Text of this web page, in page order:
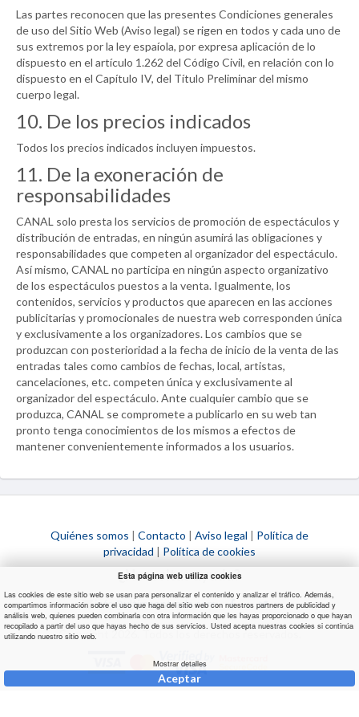
Esta página web utiliza cookies
Las cookies de este sitio web se usan para personalizar el contenido y analizar el tráfico. Además,
compartimos información sobre el uso que haga del sitio web con nuestros partners de publicidad y
análisis web, quienes pueden combinarla con otra información que les hayas proporcionado o que hayan
recopilado a partir del uso que hayas hecho de sus servicios. Usted acepta nuestras cookies si continúa
utilizando nuestro sitio web.
Mostrar detalles
Aceptar
Las partes reconocen que las presentes Condiciones generales
de uso del Sitio Web (Aviso legal) se rigen en todos y cada uno de
sus extremos por la ley espaíola, por expresa aplicación de lo
dispuesto en el artículo 1.262 del Código Civil, en relación con lo
dispuesto en el Capítulo IV, del Título Preliminar del mismo
cuerpo legal.
10. De los precios indicados
Todos los precios indicados incluyen impuestos.
11. De la exoneración de
responsabilidades
CANAL solo presta los servicios de promoción de espectáculos y
distribución de entradas, en ningún asumirá las obligaciones y
responsabilidades que competen al organizador del espectáculo.
Así mismo, CANAL no participa en ningún aspecto organizativo
de los espectáculos puestos a la venta. Igualmente, los
contenidos, servicios y productos que aparecen en las acciones
publicitarias y promocionales de nuestra web corresponden única
y exclusivamente a los organizadores. Los cambios que se
produzcan con posterioridad a la fecha de inicio de la venta de las
entradas tales como cambios de fechas, local, artistas,
cancelaciones, etc. competen única y exclusivamente al
organizador del espectáculo. Ante cualquier cambio que se
produzca, CANAL se compromete a publicarlo en su web tan
pronto tenga conocimientos de los mismos a efectos de
mantener convenientemente informados a los usuarios.
Quiénes somos | Contacto | Aviso legal | Política de
privacidad | Política de cookies
¿Necesitas ayuda?
info@ultimaentrada.com
Copyright 2026. Todos los derechos reservados.